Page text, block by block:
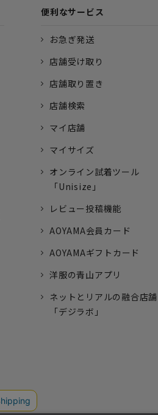
便利なサービス
お急ぎ発送
店舗受け取り
店舗取り置き
店舗検索
マイ店舗
マイサイズ
オンライン試着ツール
「Unisize」
レビュー投稿機能
AOYAMA会員カード
AOYAMAギフトカード
洋服の青山アプリ
ネットとリアルの融合店舗
「デジラボ」